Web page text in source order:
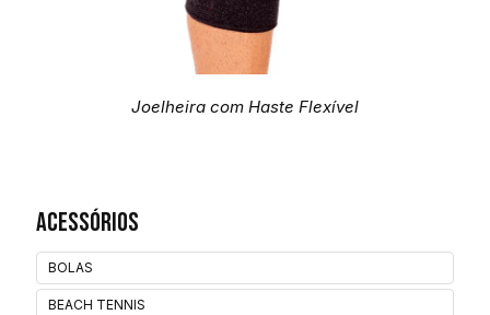
Acessórios
BOLAS
BEACH TENNIS
Joelheira com Haste Flexível